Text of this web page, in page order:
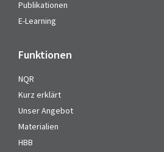
Publikationen
E-Learning
Funktionen
NQR
Kurz erklärt
Unser Angebot
Materialien
HBB